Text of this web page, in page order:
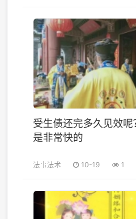
受生债还完多久见效
是非常快的
法事法术 10-19 1